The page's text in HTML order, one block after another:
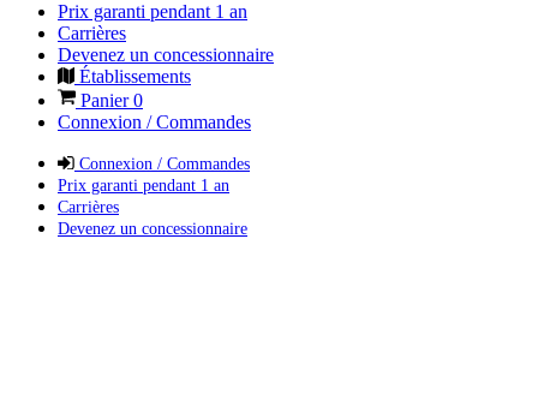
Prix garanti pendant 1 an
Carrières
Devenez un concessionnaire
Établissements
Panier0
Connexion / Commandes
Connexion / Commandes
Prix garanti pendant 1 an
Carrières
Devenez un concessionnaire